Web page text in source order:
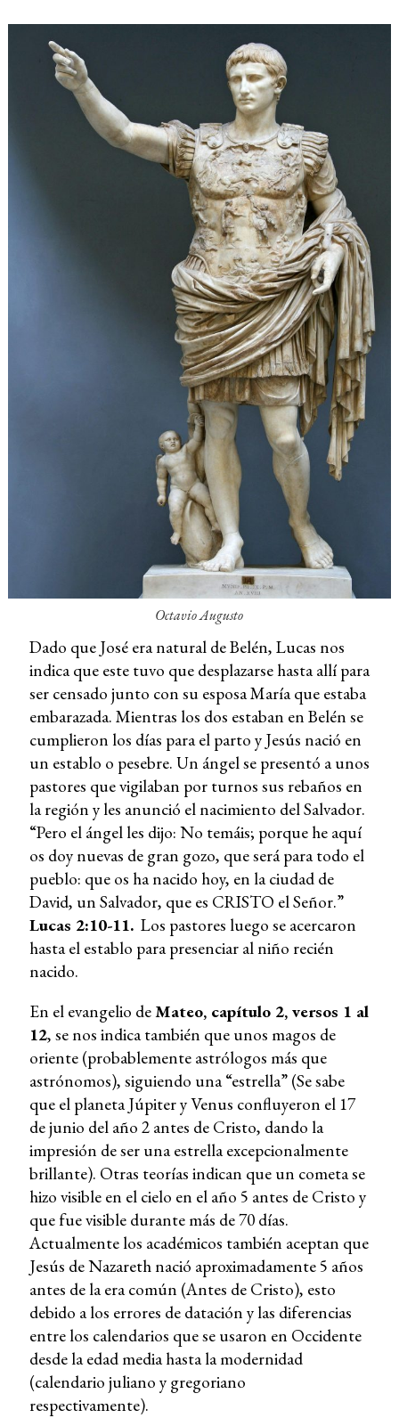
Octavio Augusto
Dado que José era natural de Belén, Lucas nos
indica que este tuvo que desplazarse hasta allí para
ser censado junto con su esposa María que estaba
embarazada. Mientras los dos estaban en Belén se
cumplieron los días para el parto y Jesús nació en
un establo o pesebre. Un ángel se presentó a unos
pastores que vigilaban por turnos sus rebaños en
la región y les anunció el nacimiento del Salvador.
“Pero el ángel les dijo: No temáis; porque he aquí
os doy nuevas de gran gozo, que será para todo el
pueblo: que os ha nacido hoy, en la ciudad de
David, un Salvador, que es CRISTO el Señor.”
Lucas 2:10-11.Los pastores luego se acercaron
hasta el establo para presenciar al niño recién
nacido.
En el evangelio deMateo, capítulo 2, versos 1 al
12, se nos indica también que unos magos de
oriente (probablemente astrólogos más que
astrónomos), siguiendo una “estrella” (Se sabe
que el planeta Júpiter y Venus confluyeron el 17
de junio del año 2 antes de Cristo, dando la
impresión de ser una estrella excepcionalmente
brillante). Otras teorías indican que un cometa se
hizo visible en el cielo en el año 5 antes de Cristo y
que fue visible durante más de 70 días.
Actualmente los académicos también aceptan que
Jesús de Nazareth nació aproximadamente 5 años
antes de la era común (Antes de Cristo), esto
debido a los errores de datación y las diferencias
entre los calendarios que se usaron en Occidente
desde la edad media hasta la modernidad
(calendario juliano y gregoriano
respectivamente).